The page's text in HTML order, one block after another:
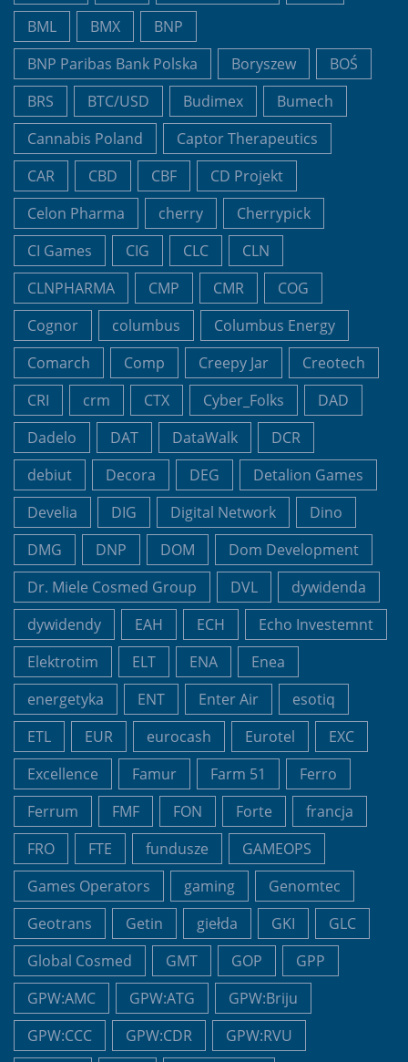
BML
BMX
BNP
BNP Paribas Bank Polska
Boryszew
BOŚ
BRS
BTC/USD Budimex
Bumech
Cannabis Poland
Captor Therapeutics
CAR
CBD CBF
CD Projekt
Celon Pharma
cherry
Cherrypick
CI Games
CIG CLC
CLN
CLNPHARMA
CMP CMR
COG
Cognor
columbus
Columbus Energy
Comarch
Comp Creepy Jar
Creotech
CRI
crm CTX Cyber_Folks
DAD
Dadelo
DAT DataWalk
DCR
debiut
Decora DEG
Detalion Games
Develia
DIG Digital Network
Dino
DMG
DNP DOM
Dom Development
Dr. Miele Cosmed Group
DVL
dywidenda
dywidendy
EAH ECH
Echo Investemnt
Elektrotim
ELT ENA
Enea
energetyka
ENT Enter Air
esotiq
ETL
EUR eurocash Eurotel
EXC
Excellence
Famur Farm 51
Ferro
Ferrum
FMF FON Forte
francja
FRO
FTE fundusze
GAMEOPS
Games Operators
gaming
Genomtec
Geotrans
Getin giełda GKI
GLC
Global Cosmed
GMT GOP
GPP
GPW:AMC
GPW:ATG
GPW:Briju
GPW:CCC
GPW:CDR GPW:RVU